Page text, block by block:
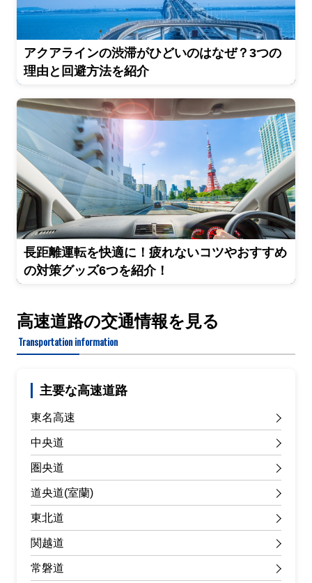
アクアラインの渋滞がひどいのはなぜ？3つの
理由と回避方法を紹介
長距離運転を快適に！疲れないコツやおすすめ
の対策グッズ6つを紹介！
高速道路の交通情報を見る
Transportation information
主要な高速道路
東名高速
中央道
圏央道
道央道(室蘭)
東北道
関越道
常磐道